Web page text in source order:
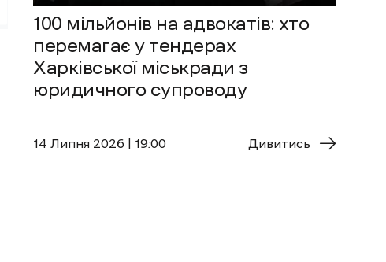
100 мільйонів на адвокатів: хто
перемагає у тендерах
Харківської міськради з
юридичного супроводу
14 Липня 2026 | 19:00 Дивитись